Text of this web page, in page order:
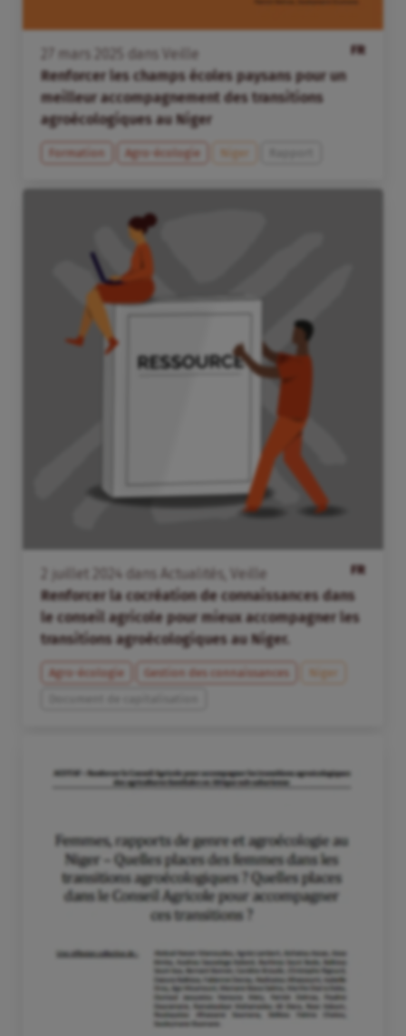
FR
mars dans
Veille
Renforcer les champs écoles paysans pour un
meilleur accompagnement des transitions
agroécologiques au Niger
Formation Agro-écologie Niger
FR
juillet 2024 dans Actualités
Veille
Renforcer la cocréation de connaissances dans
le conseil agricole pour mieux accompagner les
transitions agroécologiques au Niger.
Agro-écologie Gestion des connaissances
Niger